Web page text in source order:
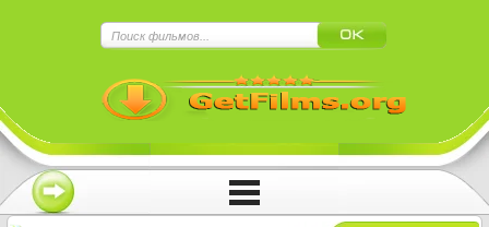
Нажмите на
!!!Если Вы с телефона сперва нажмите на
троеточие в правом верхнем углу!!!